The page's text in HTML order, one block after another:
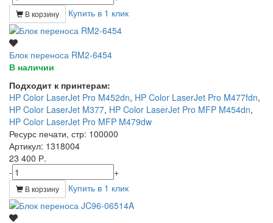
В корзину Купить в 1 клик
Блок переноса RM2-6454
В наличии
Подходит к принтерам:
HP Color LaserJet Pro M452dn, HP Color LaserJet Pro M477fdn,
HP Color LaserJet M377, HP Color LaserJet Pro MFP M454dn,
HP Color LaserJet Pro MFP M479dw
Ресурс печати, стр: 100000
Артикул: 1318004
23 400 Р.
-
+
В корзину Купить в 1 клик